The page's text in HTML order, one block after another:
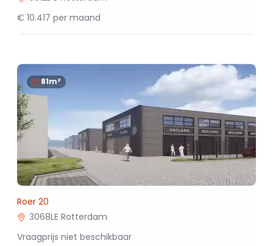
€ 10.417 per maand
81m²
Roer 20
3068LE Rotterdam
Vraagprijs niet beschikbaar